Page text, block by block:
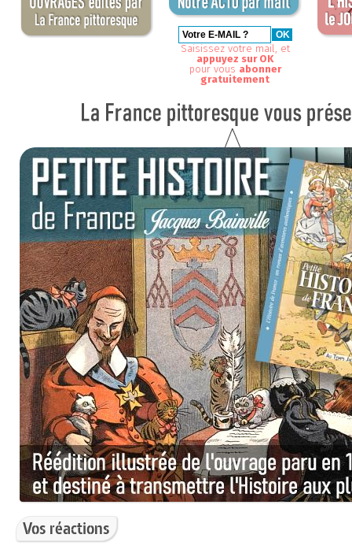
Saisissez votre mail, et
appuyez sur OK
pour vous abonner
gratuitement
Vos réactions